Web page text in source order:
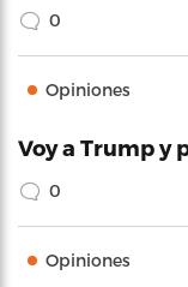
0
Opiniones
Voy a Trump y
0
Opiniones